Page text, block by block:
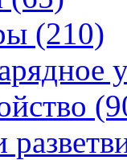
(210)